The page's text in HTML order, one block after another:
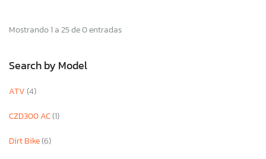
Mostrando 1 a 25 de 0 entradas
Search by Model
ATV(4)
CZD300 AC(1)
Dirt Bike(6)